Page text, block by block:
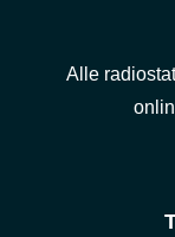
Alle